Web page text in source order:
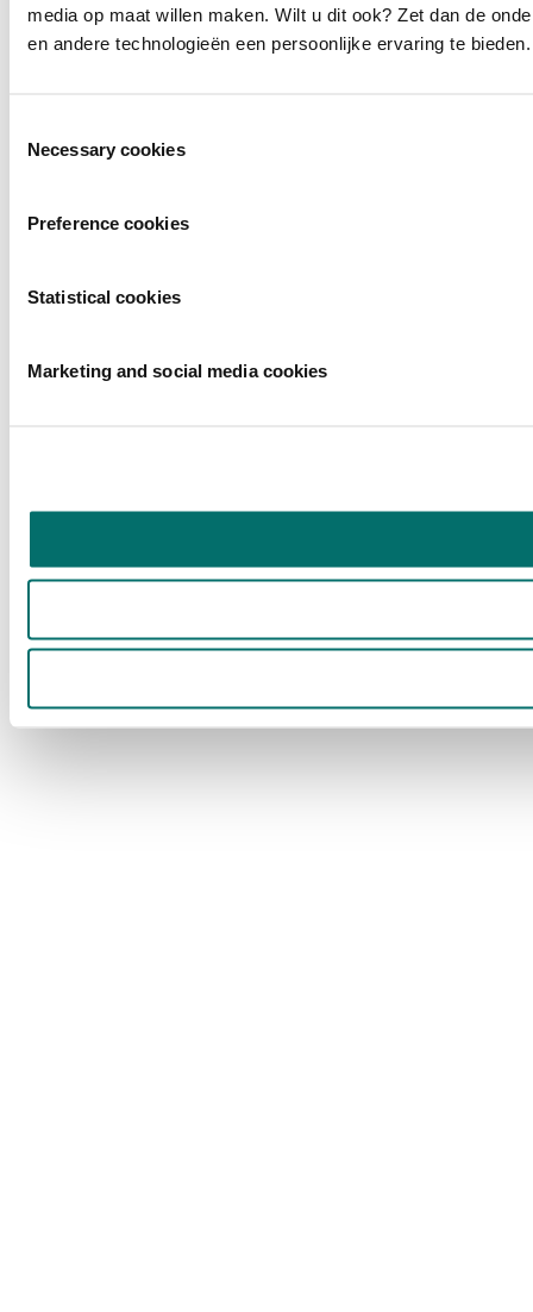
media op maat willen maken. Wilt u dit ook? Zet dan de
en andere technologieën een persoonlijke ervaring te bieden.
Necessary cookies
Preference cookies
Statistical cookies
Marketing and social media cookies